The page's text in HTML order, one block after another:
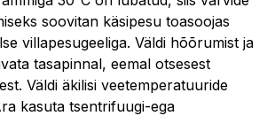
soovitan käsipesu toasoojas
villapesugeeliga. Väldi hõõrumist ja
tasapinnal, eemal otsesest
Väldi äkilisi veetemperatuuride
kasuta tsentrifuugi-ega